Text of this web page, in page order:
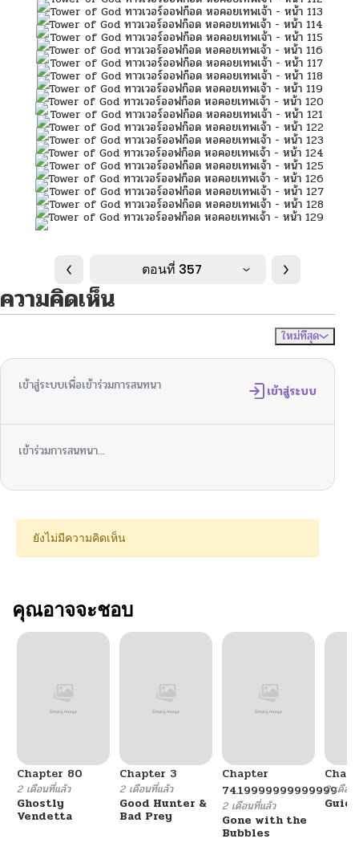
ตอนที่ 357
ความคิดเห็น
ใหม่ที่สุด
เข้าสู่ระบบเพื่อเข้าร่วมการสนทนา เข้าสู่ระบบ
เข้าร่วมการสนทนา...
ยังไม่มีความคิดเห็น
คุณอาจจะชอบ
Chapter 80
2 เดือนที่แล้ว
Ghostly
Vendetta
Chapter 3
2 เดือนที่แล้ว
Good Hunter &
Bad Prey
Chapter
74.19999999999999
2 เดือนที่แล้ว
Gone with the
Bubbles
2 เดือน